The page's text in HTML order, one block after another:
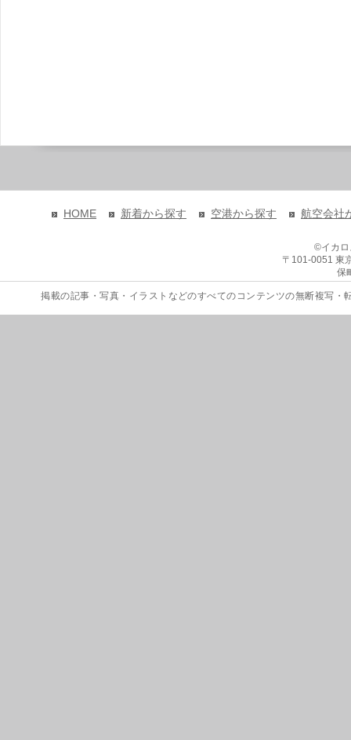
HOME 新着から探す 空港から探す 航空会社
©イカ
〒101-0051 東
保
掲載の記事・写真・イラストなどのすべてのコンテンツの無断複